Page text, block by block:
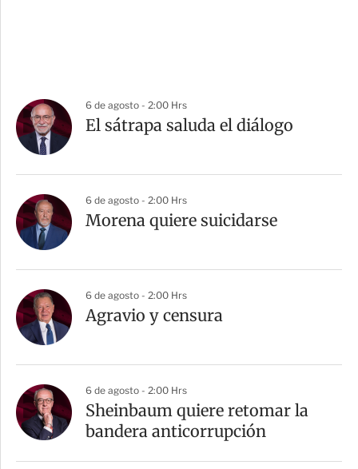
6 de agosto - 2:00 Hrs
El sátrapa saluda el diálogo
6 de agosto - 2:00 Hrs
Morena quiere suicidarse
6 de agosto - 2:00 Hrs
Agravio y censura
6 de agosto - 2:00 Hrs
Sheinbaum quiere retomar la
bandera anticorrupción